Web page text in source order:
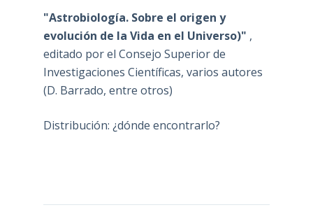
"Astrobiología. Sobre el origen y
evolución de la Vida en el Universo)" ,
editado por el Consejo Superior de
Investigaciones Científicas, varios autores
(D. Barrado, entre otros)
Distribución: ¿dónde encontrarlo?